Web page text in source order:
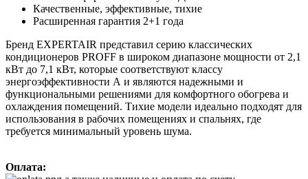
Качественные, эффективные, тихие
Расширенная гарантия 2+1 года
Бренд EXPERTAIR представил серию классических
кондиционеров PROFF в широком диапазоне мощности от 2,1
кВт до 7,1 кВт, которые соответствуют классу
энергоэффективности А и являются надежными и
функциональными решениями для комфортного обогрева и
охлаждения помещений. Тихие модели идеально подходят для
использования в рабочих помещениях и спальнях, где
требуется минимальный уровень шума.
Оплата: